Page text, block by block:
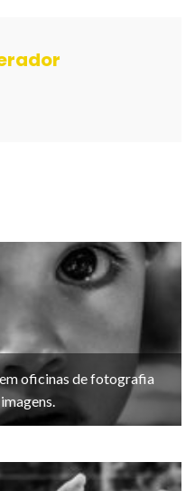
oficinas de fotografia